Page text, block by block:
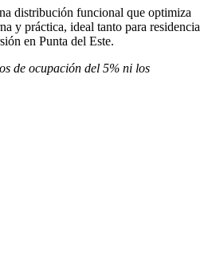
distribución funcional que optimiza
y práctica, ideal tanto para residencia
en Punta del Este.
de ocupación del 5% ni los